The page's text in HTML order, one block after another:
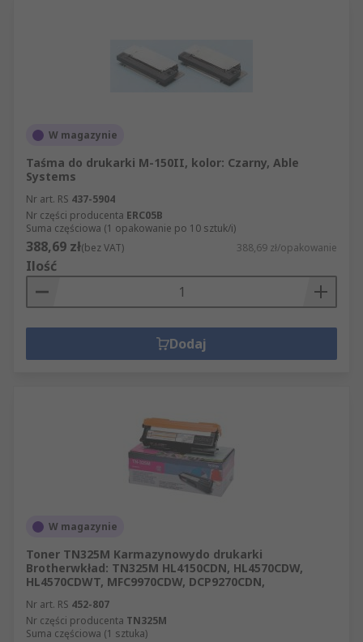
W magazynie
Taśma do drukarki M-150II, kolor: Czarny, Able
Systems
Nr art. RS 437-5904
Nr części producenta ERC05B
Suma częściowa (1 opakowanie po 10 sztuk/i)
388,69 zł(bez VAT) 388,69 zł/opakowanie
Ilość
Dodaj
W magazynie
Toner TN325M Karmazynowydo drukarki
Brotherwkład: TN325M HL4150CDN, HL4570CDW,
HL4570CDWT, MFC9970CDW, DCP9270CDN,
Nr art. RS 452-807
Nr części producenta TN325M
Suma częściowa (1 sztuka)